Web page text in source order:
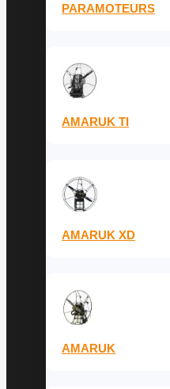
PARAMOTEURS
AMARUK TI
AMARUK XD
AMARUK